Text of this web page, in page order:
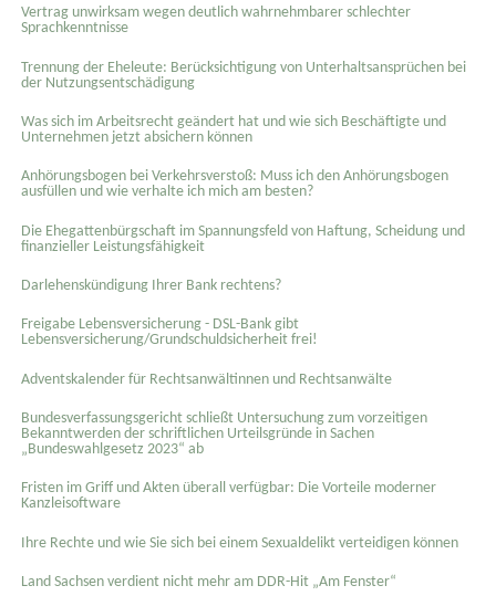
Vertrag unwirksam wegen deutlich wahrnehmbarer schlechter
Sprachkenntnisse
Trennung der Eheleute: Berücksichtigung von Unterhaltsansprüchen bei
der Nutzungsentschädigung
Was sich im Arbeitsrecht geändert hat und wie sich Beschäftigte und
Unternehmen jetzt absichern können
Anhörungsbogen bei Verkehrsverstoß: Muss ich den Anhörungsbogen
ausfüllen und wie verhalte ich mich am besten?
Die Ehegattenbürgschaft im Spannungsfeld von Haftung, Scheidung und
finanzieller Leistungsfähigkeit
Darlehenskündigung Ihrer Bank rechtens?
Freigabe Lebensversicherung - DSL-Bank gibt
Lebensversicherung/Grundschuldsicherheit frei!
Adventskalender für Rechtsanwältinnen und Rechtsanwälte
Bundesverfassungsgericht schließt Untersuchung zum vorzeitigen
Bekanntwerden der schriftlichen Urteilsgründe in Sachen
„Bundeswahlgesetz 2023“ ab
Fristen im Griff und Akten überall verfügbar: Die Vorteile moderner
Kanzleisoftware
Ihre Rechte und wie Sie sich bei einem Sexual­delikt verteidigen können
Land Sachsen verdient nicht mehr am DDR-Hit „Am Fenster“